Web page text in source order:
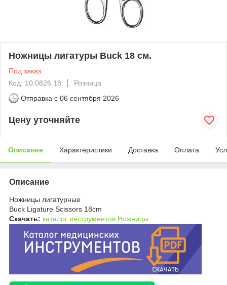
Ножницы лигатуры Buck 18 см.
Под заказ
Код: 10.0826.18
Розница
Отправка с 06 сентября 2026
Цену уточняйте
Описание Характеристики Доставка Оплата
Описание
Ножницы лигатурные
Buck Ligature Scissors 18cm
Скачать: каталог инструментов Ножницы